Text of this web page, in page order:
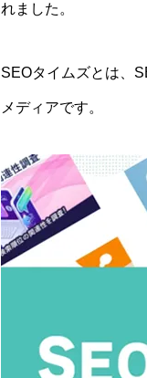
れました。
SEOタイムズとは、
メディアです。